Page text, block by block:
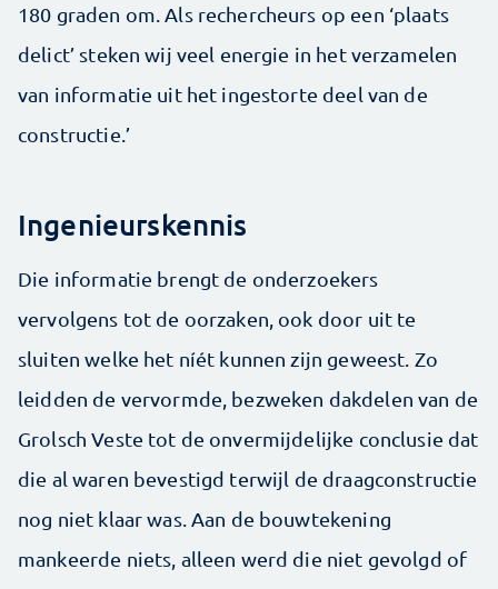
180 graden om. Als rechercheurs op een ‘plaats
delict’ steken wij veel energie in het verzamelen
van informatie uit het ingestorte deel van de
constructie.’
Ingenieurskennis
Die informatie brengt de onderzoekers
vervolgens tot de oorzaken, ook door uit te
sluiten welke het níét kunnen zijn geweest. Zo
leidden de vervormde, bezweken dakdelen van de
Grolsch Veste tot de onvermijdelijke conclusie dat
die al waren bevestigd terwijl de draagconstructie
nog niet klaar was. Aan de bouwtekening
mankeerde niets, alleen werd die niet gevolgd of